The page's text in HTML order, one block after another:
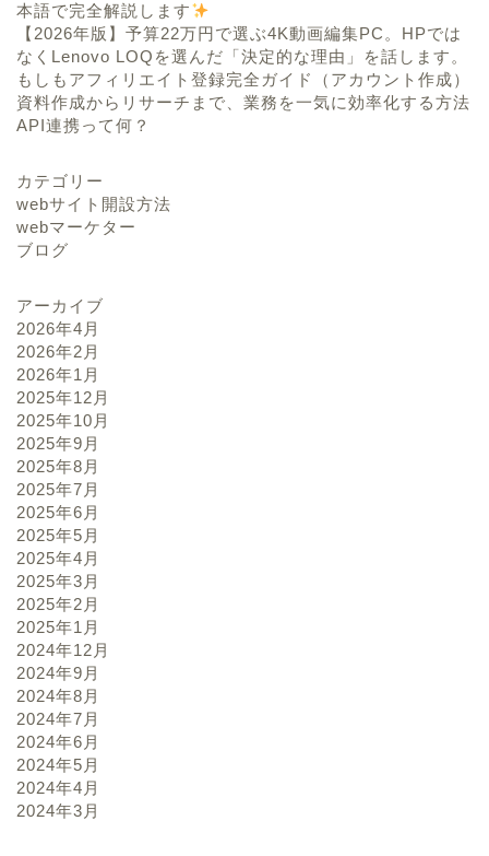
本語で完全解説します
【2026年版】予算22万円で選ぶ4K動画編集PC。HPでは
なくLenovo LOQを選んだ「決定的な理由」を話します。
もしもアフィリエイト登録完全ガイド（アカウント作成）
資料作成からリサーチまで、業務を一気に効率化する方法
API連携って何？
カテゴリー
webサイト開設方法
webマーケター
ブログ
アーカイブ
2026年4月
2026年2月
2026年1月
2025年12月
2025年10月
2025年9月
2025年8月
2025年7月
2025年6月
2025年5月
2025年4月
2025年3月
2025年2月
2025年1月
2024年12月
2024年9月
2024年8月
2024年7月
2024年6月
2024年5月
2024年4月
2024年3月